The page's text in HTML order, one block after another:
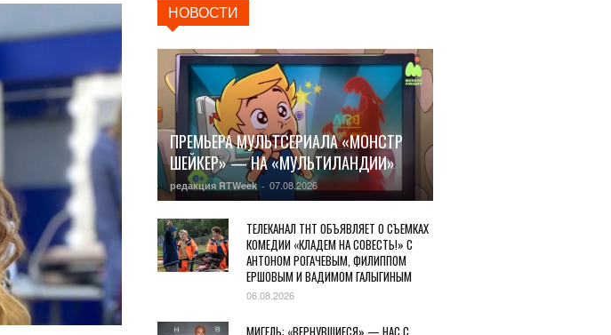
НОВОСТИ
ПРЕМЬЕРА МУЛЬТСЕРИАЛА «МОНСТР
ШЕЙКЕР» — НА «МУЛЬТИЛАНДИИ»
редакция RTWeek - 07.08.2026
ТЕЛЕКАНАЛ ТНТ ОБЪЯВЛЯЕТ О СЪЕМКАХ
КОМЕДИИ «КЛАДЕМ НА СОВЕСТЬ!» С
АНТОНОМ РОГАЧЕВЫМ, ФИЛИППОМ
ЕРШОВЫМ И ВАДИМОМ ГАЛЫГИНЫМ
06.08.2026
МИГЕЛЬ: «ВЕРНУВШИЕСЯ» — НАС С